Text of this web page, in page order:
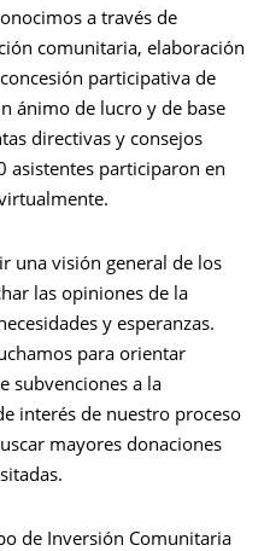
a través de
comunitaria, elaboración
participativa de
ánimo de lucro y de base
directivas y consejos
asistentes participaron en
una visión general de los
las opiniones de la
y esperanzas.
para orientar
subvenciones a la
interés de nuestro proceso
mayores donaciones
de Inversión Comunitaria